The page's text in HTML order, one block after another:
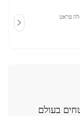
לה פראט
בעולם